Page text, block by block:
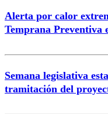
Alerta por calor
Temprana Preventiva
Semana legislativa
tramitación del